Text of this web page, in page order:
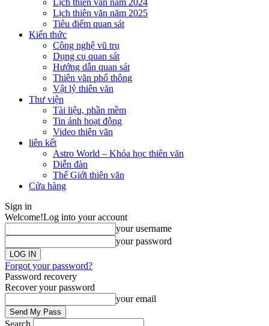
Lịch thiên văn năm 2024
Lịch thiên văn năm 2025
Tiêu điểm quan sát
Kiến thức
Công nghệ vũ trụ
Dụng cụ quan sát
Hướng dẫn quan sát
Thiên văn phổ thông
Vật lý thiên văn
Thư viện
Tài liệu, phần mềm
Tin ảnh hoạt động
Video thiên văn
liên kết
Astro World – Khóa học thiên văn
Diễn đàn
Thế Giới thiên văn
Cửa hàng
Sign in
Welcome!Log into your account
your username
your password
Forgot your password?
Password recovery
Recover your password
your email
Search